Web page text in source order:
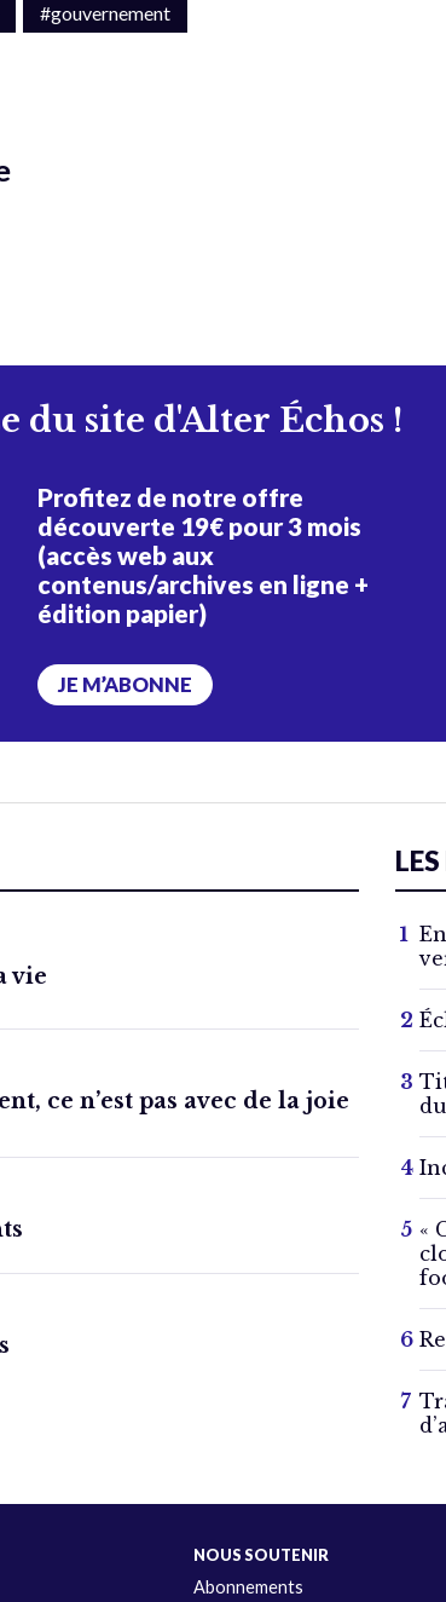
#gouvernement
du site d'Alter Échos !
Profitez de notre offre
découverte 19€ pour 3 mois
(accès web aux
contenus/archives en ligne +
édition papier)
JE M’ABONNE
vie
ce n’est pas avec de la joie
«
NOUS SOUTENIR
Abonnements